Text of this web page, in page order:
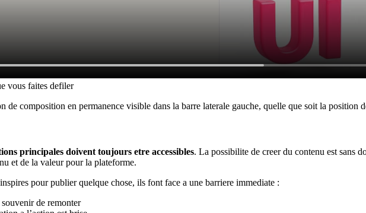
vous faites defiler
composition en permanence visible dans la barre laterale gauche, quelle que soit la position
principales doivent toujours etre accessibles. La possibilite de creer du contenu est sans
et de la valeur pour la plateforme.
pour publier quelque chose, ils font face a une barriere immediate :
de remonter